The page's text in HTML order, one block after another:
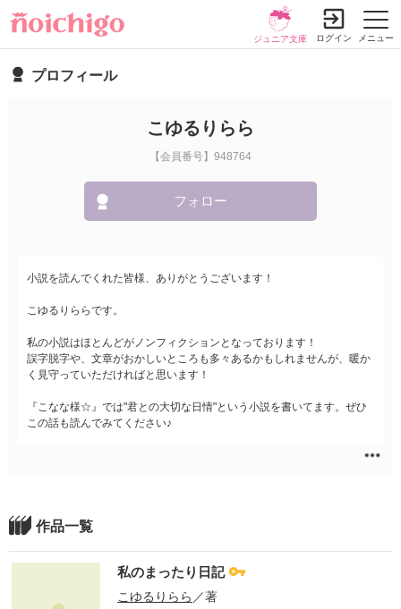
メニュー
ジュニア文庫 ログイン
プロフィール
こゆるりらら
【会員番号】948764
フォロー
小説を読んでくれた皆様、ありがとうございます！
こゆるりららです。
私の小説はほとんどがノンフィクションとなっております！
誤字脱字や、文章がおかしいところも多々あるかもしれませんが、暖か
く見守っていただければと思います！
『こなな様☆』では"君との大切な日情"という小説を書いてます。ぜひ
この話も読んでみてください♪
作品一覧
私のまったり日記
こゆるりらら ／著